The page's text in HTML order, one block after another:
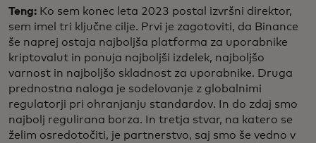
Teng: Ko sem konec leta 2023 postal izvršni direktor,
sem imel tri ključne cilje. Prvi je zagotoviti, da Binance
še naprej ostaja najboljša platforma za uporabnike
kriptovalut in ponuja najboljši izdelek, najboljšo
varnost in najboljšo skladnost za uporabnike. Druga
prednostna naloga je sodelovanje z globalnimi
regulatorji pri ohranjanju standardov. In do zdaj smo
najbolj regulirana borza. In tretja stvar, na katero se
želim osredotočiti, je partnerstvo, saj smo še vedno v